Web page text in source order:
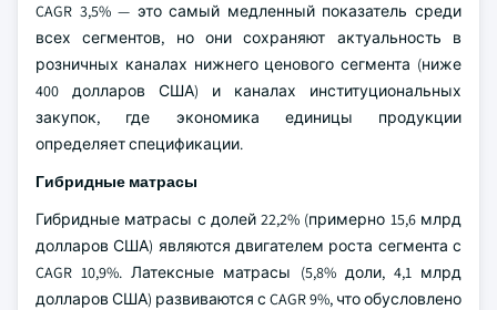
CAGR 3,5% — это самый медленный показатель среди
всех сегментов, но они сохраняют актуальность в
розничных каналах нижнего ценового сегмента (ниже
400 долларов США) и каналах институциональных
закупок, где экономика единицы продукции
определяет спецификации.
Гибридные матрасы
Гибридные матрасы с долей 22,2% (примерно 15,6 млрд
долларов США) являются двигателем роста сегмента с
CAGR 10,9%. Латексные матрасы (5,8% доли, 4,1 млрд
долларов США) развиваются с CAGR 9%, что обусловлено